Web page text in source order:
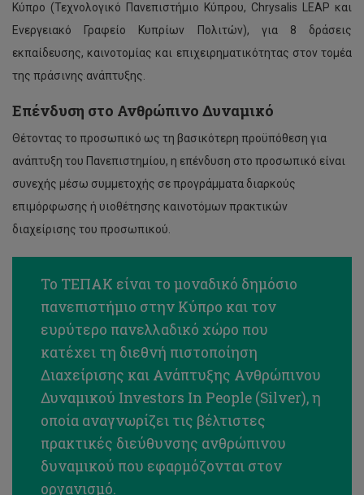
Κύπρο (Τεχνολογικό Πανεπιστήμιο Κύπρου, Chrysalis LEAP και
Ενεργειακό Γραφείο Κυπρίων Πολιτών), για 8 δράσεις
εκπαίδευσης, καινοτομίας και επιχειρηματικότητας στον τομέα
της πράσινης ανάπτυξης.
Επένδυση στο Ανθρώπινο Δυναμικό
Θέτοντας το προσωπικό ως τη βασικότερη προϋπόθεση για
ανάπτυξη του Πανεπιστημίου, η επένδυση στο προσωπικό είναι
συνεχής μέσω συμμετοχής σε προγράμματα διαρκούς
επιμόρφωσης ή υιοθέτησης καινοτόμων πρακτικών
διαχείρισης του προσωπικού.
Το ΤΕΠΑΚ είναι το μοναδικό δημόσιο
πανεπιστήμιο στην Κύπρο και τον
ευρύτερο πανελλαδικό χώρο που
κατέχει τη διεθνή πιστοποίηση
Διαχείρισης και Ανάπτυξης Ανθρώπινου
Δυναμικού Investors Ιn People (Silver), η
οποία αναγνωρίζει τις βέλτιστες
πρακτικές διεύθυνσης ανθρώπινου
δυναμικού που εφαρμόζονται στον
οργανισμό.